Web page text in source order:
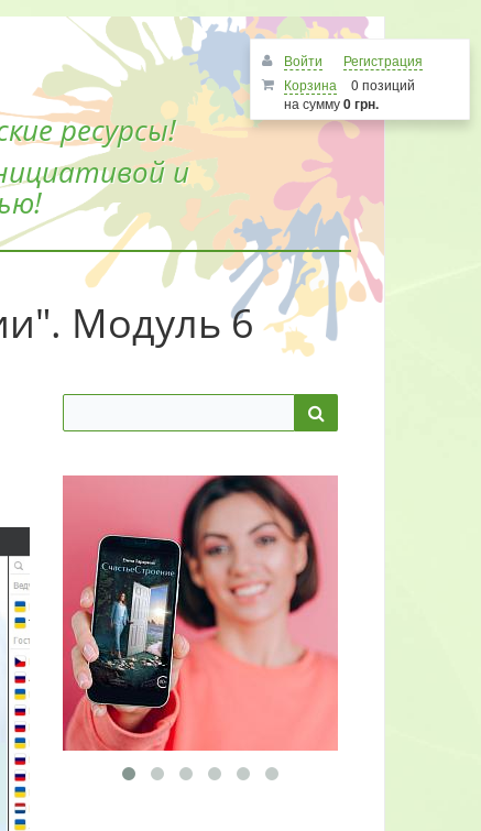
Войти
Регистрация
Корзина
0 позиций
на сумму0 грн.
ресурсы!
и
Модуль 6